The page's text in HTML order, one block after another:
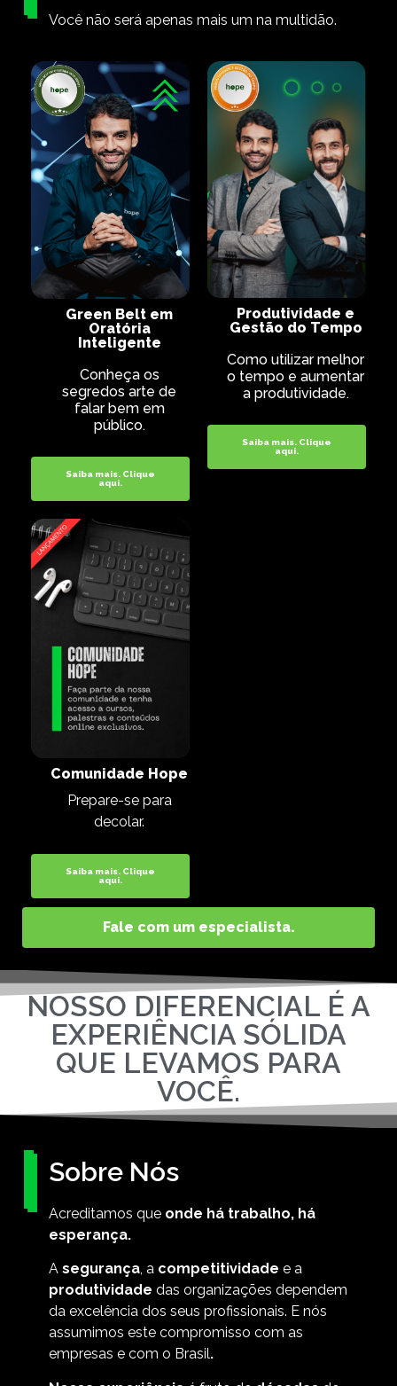
Você não será apenas mais um na multidão.
Green Belt em
Oratória
Inteligente
Conheça os
segredos arte de
falar bem em
público.
Saiba mais. Clique
aqui.
Produtividade e
Gestão do Tempo
Como utilizar melhor
o tempo e aumentar
a produtividade.
Saiba mais. Clique
aqui.
Comunidade Hope
Prepare-se para
decolar.
Saiba mais. Clique
aqui.
Fale com um especialista.
NOSSO DIFERENCIAL É A
EXPERIÊNCIA SÓLIDA
QUE LEVAMOS PARA
VOCÊ.
Sobre Nós
Acreditamos que onde há trabalho, há
esperança.
A segurança, a competitividade e a
produtividade das organizações dependem
da excelência dos seus profissionais. E nós
assumimos este compromisso com as
empresas e com o Brasil.